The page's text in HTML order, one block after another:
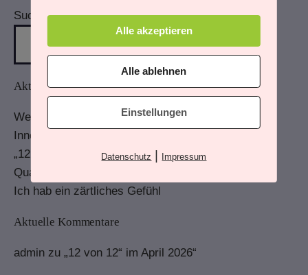
Suchen
Aktuelle Beiträge
Wenn Du mehr wahrnimmst
Innere Antreiber – und wie sie wirken.
„12 von 12“ im April 2026“
Quartalsrückblick – Erstes Quartal 2026
Ich hab ein zärtliches Gefühl
Aktuelle Kommentare
admin zu „12 von 12“ im April 2026“
Alle akzeptieren
Alle ablehnen
Einstellungen
Datenschutz Impressum